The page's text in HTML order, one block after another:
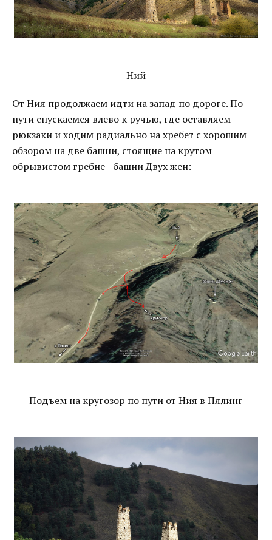
Ний
От Ния продолжаем идти на запад по дороге. По
пути спускаемся влево к ручью, где оставляем
рюкзаки и ходим радиально на хребет с хорошим
обзором на две башни, стоящие на крутом
обрывистом гребне - башни Двух жен:
Подъем на кругозор по пути от Ния в Пялинг